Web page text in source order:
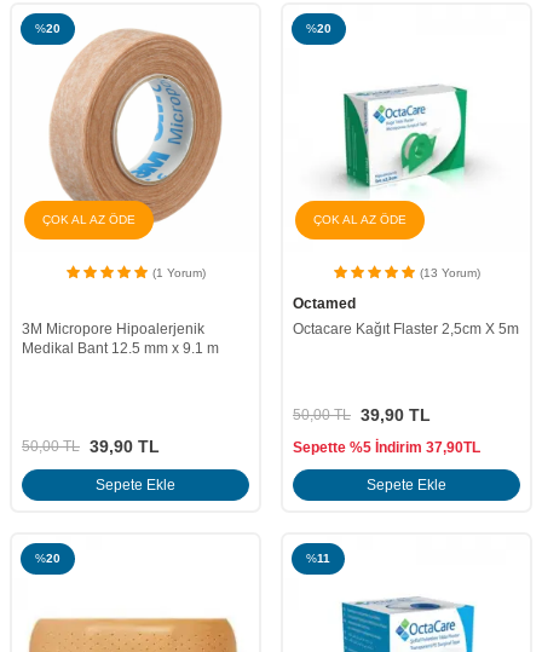
%20
ÇOK AL AZ ÖDE
(1 Yorum)
3M Micropore Hipoalerjenik
Medikal Bant 12.5 mm x 9.1 m
50,00TL 39,90 TL
Sepete Ekle
%20
ÇOK AL AZ ÖDE
(13 Yorum)
Octamed
Octacare Kağıt Flaster 2,5cm X 5m
50,00TL 39,90 TL
Sepette %5 İndirim 37,90TL
Sepete Ekle
%20 %11